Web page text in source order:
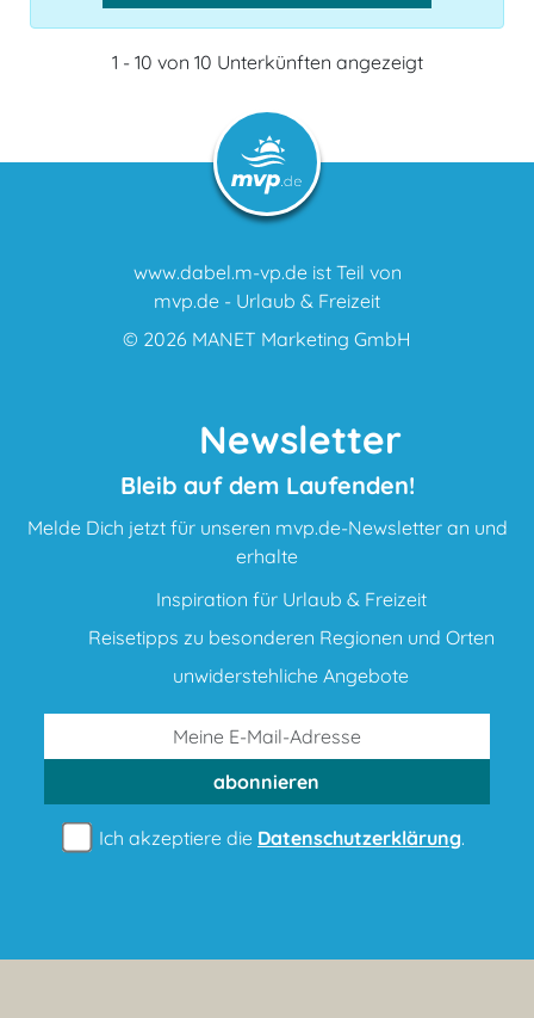
1 - 10 von 10 Unterkünften angezeigt
www.dabel.m-vp.de ist Teil von
mvp.de - Urlaub & Freizeit
© 2026 MANET Marketing GmbH
Newsletter
Bleib auf dem Laufenden!
Melde Dich jetzt für unseren mvp.de-Newsletter an und
erhalte
Inspiration für Urlaub & Freizeit
Reisetipps zu besonderen Regionen und Orten
unwiderstehliche Angebote
abonnieren
Ich akzeptiere die Datenschutzerklärung.